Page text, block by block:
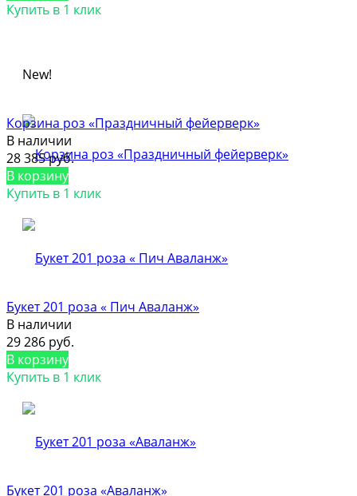
Купить в 1 клик
New!
Корзина роз «Праздничный фейерверк»
В наличии
28 385 руб.
В корзину
Купить в 1 клик
Букет 201 роза « Пич Аваланж»
В наличии
29 286 руб.
В корзину
Купить в 1 клик
Букет 201 роза «Аваланж»